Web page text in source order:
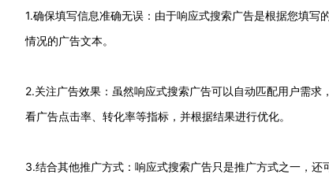
1.确保填写信息准确无误：由于响应式搜索广告是根据您填
情况的广告文本。
2.关注广告效果：虽然响应式搜索广告可以自动匹配用户需
看广告点击率、转化率等指标，并根据结果进行优化。
3.结合其他推广方式：响应式搜索广告只是推广方式之一，还